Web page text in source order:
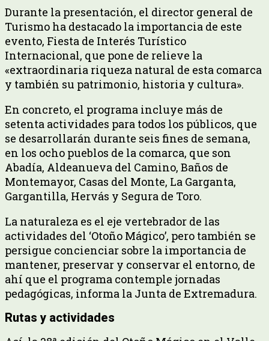
Durante la presentación, el director general de
Turismo ha destacado la importancia de este
evento, Fiesta de Interés Turístico
Internacional, que pone de relieve la
«extraordinaria riqueza natural de esta comarca
y también su patrimonio, historia y cultura».
En concreto, el programa incluye más de
setenta actividades para todos los públicos, que
se desarrollarán durante seis fines de semana,
en los ocho pueblos de la comarca, que son
Abadía, Aldeanueva del Camino, Baños de
Montemayor, Casas del Monte, La Garganta,
Gargantilla, Hervás y Segura de Toro.
La naturaleza es el eje vertebrador de las
actividades del ‘Otoño Mágico’, pero también se
persigue concienciar sobre la importancia de
mantener, preservar y conservar el entorno, de
ahí que el programa contemple jornadas
pedagógicas, informa la Junta de Extremadura.
Rutas y actividades